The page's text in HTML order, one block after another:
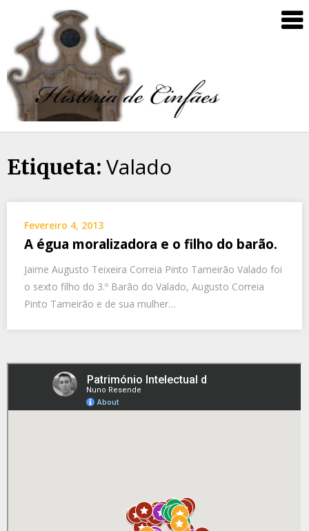
Etiqueta: Valado
Fevereiro 4, 2013
A égua moralizadora e o filho do barão.
Jaime Augusto Teixeira Correia Pinto Tameirão Valado foi
o sexto filho do 3.º Barão do Valado, Augusto Correia
Pinto Tameirão e de sua mulher…